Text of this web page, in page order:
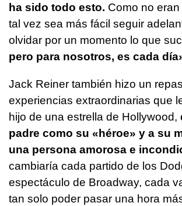
ha sido todo esto. Como no
tal vez sea más fácil seguir
olvidar por un momento lo que
pero para nosotros, es cada
Jack Reiner también hizo un
experiencias extraordinarias que
hijo de una estrella de Hollywood,
padre como su «héroe» y a su
una persona amorosa e
cambiaría cada partido de los
espectáculo de Broadway, cada
tan solo poder pasar una hora